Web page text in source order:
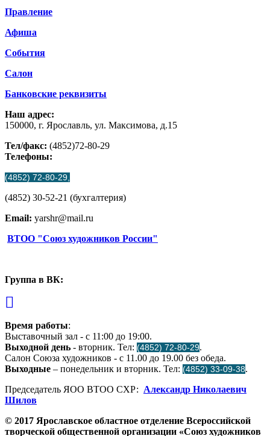
Правление
Афиша
События
Салон
Банковские реквизиты
Наш адрес:
150000, г. Ярославль, ул. Максимова, д.15
Тел/факс: (4852)72-80-29
Телефоны:
(4852) 72-80-29,
(4852) 30-52-21 (бухгалтерия)
Email: yarshr@mail.ru
ВТОО "Союз художников России"
Группа в ВК:
Время работы:
Выставочный зал - с 11:00 до 19:00.
Выходной день - вторник. Тел: (4852) 72-80-29.
Салон Союза художников - с 11.00 до 19.00 без обеда.
Выходные – понедельник и вторник. Тел: (4852) 33-09-38.
Председатель ЯОО ВТОО СХР: Александр Николаевич
Шилов
© 2017 Ярославское областное отделение Всероссийской
творческой общественной организации «Союз художников